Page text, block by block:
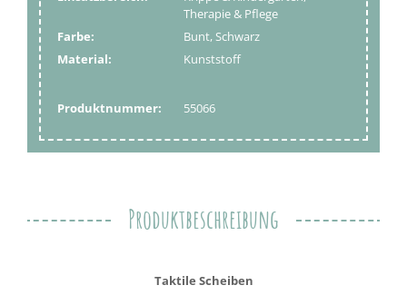
Therapie & Pflege
Farbe:
Bunt, Schwarz
Material:
Kunststoff
Produktnummer: 55066
Produktbeschreibung
Taktile Scheiben